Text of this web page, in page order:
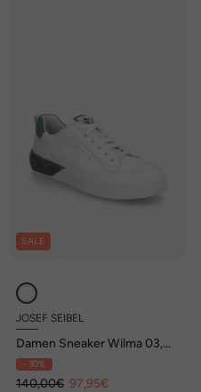
SALE
JOSEF SEIBEL
Damen Sneaker Wilma 03,
weiss-grün
- 30%
140,00€ 97,95€